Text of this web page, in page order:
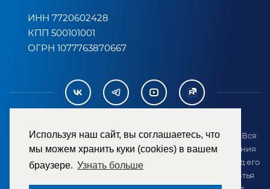
Используя наш сайт, вы соглашаетесь, что
мы можем хранить куки (cookies) в вашем
браузере. Узнать больше
ИНН 7720602428
КПП 500101001
ОГРН 1077763870667
2007-2026 © ООО «ТД «РЕМЕЗА». Все права защищены. Вся
информация на сайте размещена в целях предоставления
возможности покупателю ознакомиться с товаром перед его
приобретением и не является публичной офертой (статья